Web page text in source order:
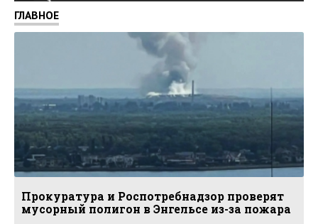
ГЛАВНОЕ
Прокуратура и Роспотребнадзор проверят
мусорный полигон в Энгельсе из-за пожара